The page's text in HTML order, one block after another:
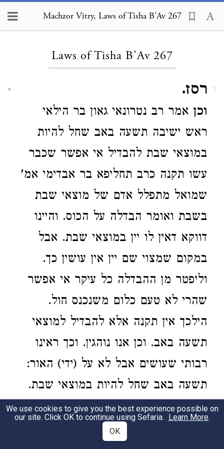
Machzor Vitry, Laws of Tisha B'Av 267
Laws of Tisha B'Av 267
1 רסז.
וכן אמר רב נטרונאי גאון בר הילאי
ראש ישיבה תשעה באב שחל להיות
במוצאי שבת להבדיל אי אפשר שכבר
עשו תקנה כרב תחליפא בר אבדימי אמ'
שמואל מתפלל אדם של מוצאי שבת
בשבת ואומר הבדלה על הכוס. והיינו
דווקא דאין לו יין במוצאי שבת. אבל
במקום שמצוי שם יין אין עושין כך.
וליפטר מן ההבדלה כל עיקר אי אפשר
שהרי לא טעם כלום משנכנס חול.
הילכך אין תקנה אלא להבדיל למוצאי
תשעה באב. וכן אנו נוהגין. וכך ראינו
רבותי שעושים אבל לא על (ידי) האור:
תשעה באב שחל להיות במוצאי שבת.
למוצאי שבת מברך ד' על האש אע"פ
שאין מבדילין עד לאחר תענית למוצאי
We use cookies to give you the best experience possible on
our site. Click OK to continue using Sefaria. Learn More.
OK